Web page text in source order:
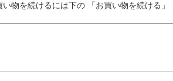
い物を続けるには下の 「お買い物を続ける」